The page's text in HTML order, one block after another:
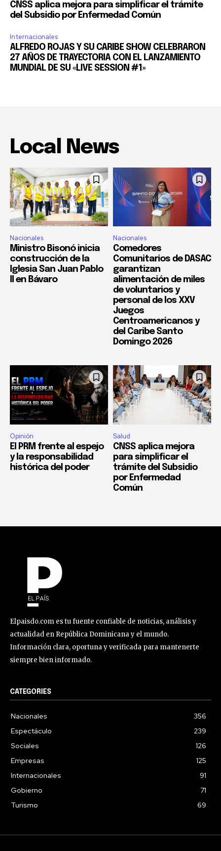
CNSS aplica mejora para simplificar el trámite
del Subsidio por Enfermedad Común
Internacionales
ALFREDO ROJAS Y SU CARIBE SHOW CELEBRARON
27 AÑOS DE TRAYECTORIA CON EL LANZAMIENTO
MUNDIAL DE SU «LIVE SESSION #1»
Local News
Nacionales
Ministro Bisonó inicia
construcción de la
Iglesia San Juan Pablo
II en Bávaro
Nacionales
Comedores
Comunitarios de DASAC
garantizan
alimentación de miles
de voluntarios y
personal de los XXV
Juegos
Centroamericanos y
del Caribe Santo
Domingo 2026
Opinión
El PRM frente al espejo
y la responsabilidad
histórica del poder
Salud
CNSS aplica mejora
para simplificar el
trámite del Subsidio
por Enfermedad
Común
Elpaisdo.com es tu fuente confiable de noticias, análisis y
actualidad en República Dominicana y el mundo.
Información clara, oportuna y verificada para mantenerte
siempre bien informado.
CATEGORIES
Nacionales
356
Espectáculo
239
Sociales
126
Empresas
125
Internacionales
91
Gobierno
71
Turismo
69